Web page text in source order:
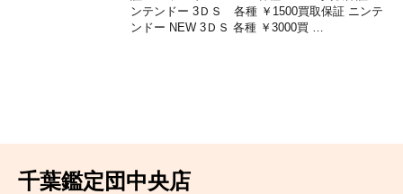
ンテンドー 3ＤＳ 各種 ￥1500買取保証 ニンテ
ンドー NEW 3ＤＳ 各種 ￥3000買 …
千葉鑑定団中央店